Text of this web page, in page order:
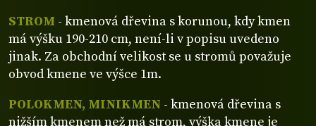
STROM - kmenová dřevina s korunou, kdy kmen
má výšku 190-210 cm, není-li v popisu uvedeno
jinak. Za obchodní velikost se u stromů považuje
obvod kmene ve výšce 1m.
POLOKMEN, MINIKMEN - kmenová dřevina s
nižším kmenem než má strom, výška kmene je